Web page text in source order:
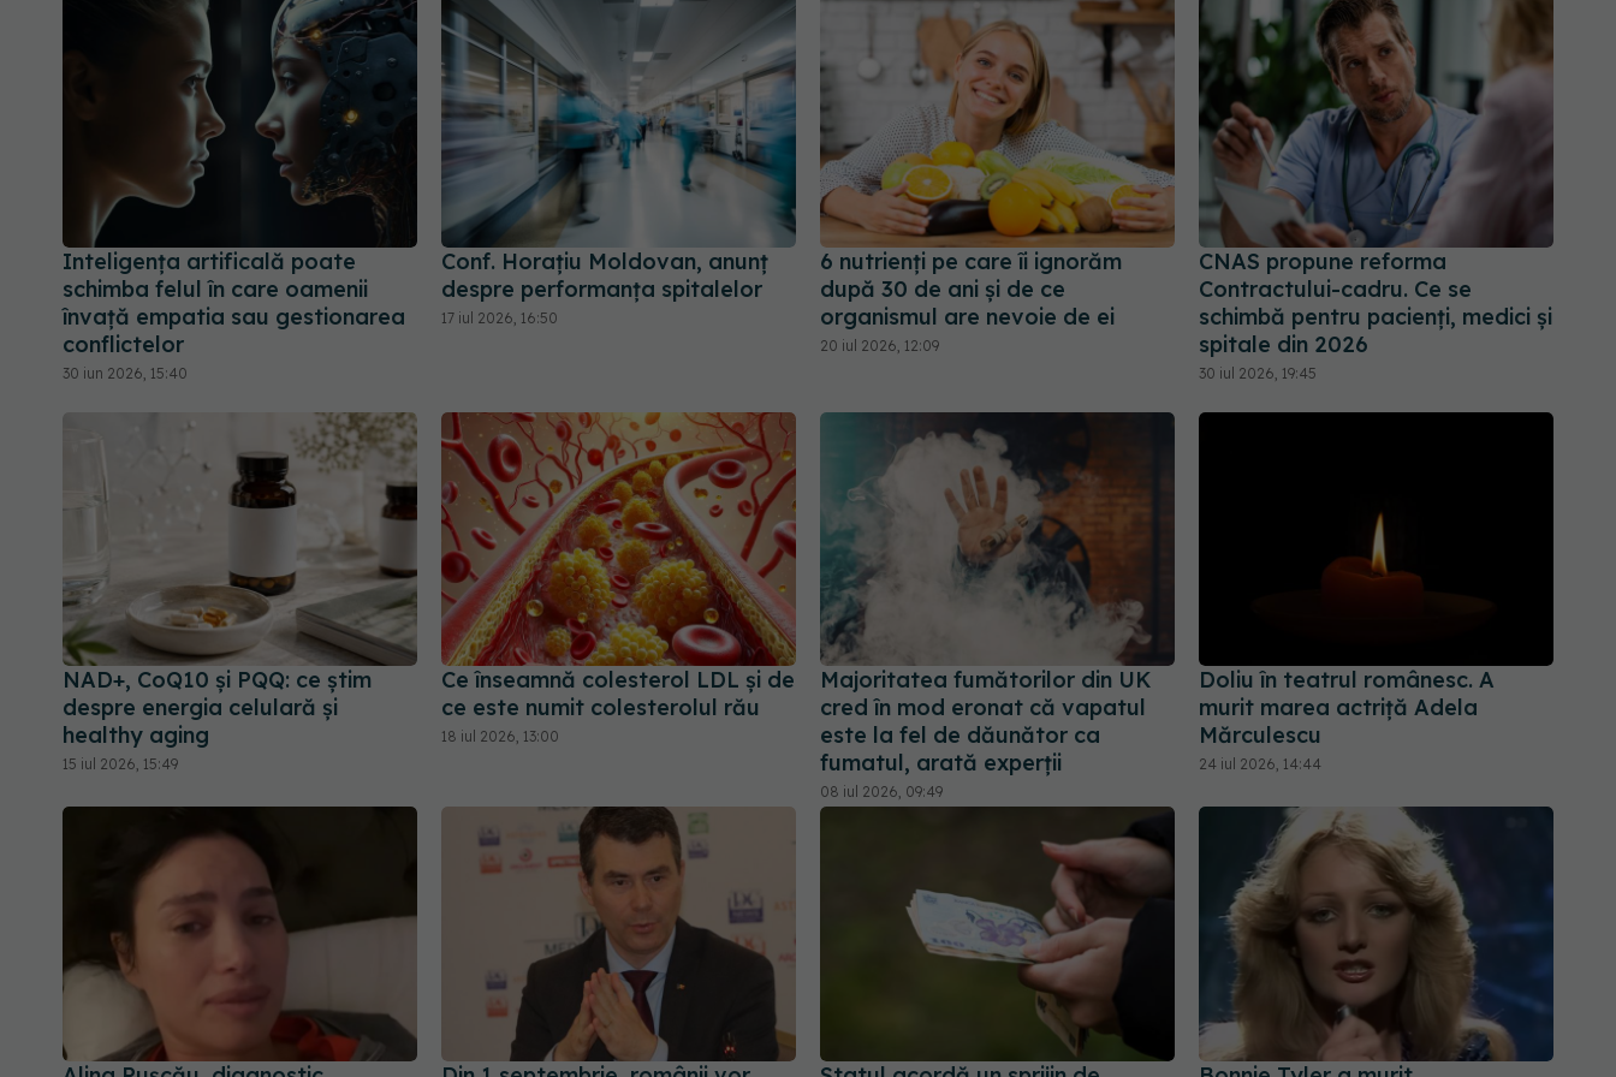
Inteligența artificală poate
schimba felul în care oamenii
învață empatia sau gestionarea
conflictelor
30 iun 2026, 15:40
Conf. Horațiu Moldovan, anunț
despre performanța spitalelor
17 iul 2026, 16:50
6 nutrienți pe care îi ignorăm
după 30 de ani și de ce
organismul are nevoie de ei
20 iul 2026, 12:09
CNAS propune reforma
Contractului-cadru. Ce se
schimbă pentru pacienți, medici și
spitale din 2026
30 iul 2026, 19:45
NAD+, CoQ10 și PQQ: ce știm
despre energia celulară și
healthy aging
15 iul 2026, 15:49
Ce înseamnă colesterol LDL și de
ce este numit colesterolul rău
18 iul 2026, 13:00
Majoritatea fumătorilor din UK
cred în mod eronat că vapatul
este la fel de dăunător ca
fumatul, arată experții
08 iul 2026, 09:49
Doliu în teatrul românesc. A
murit marea actriță Adela
Mărculescu
24 iul 2026, 14:44